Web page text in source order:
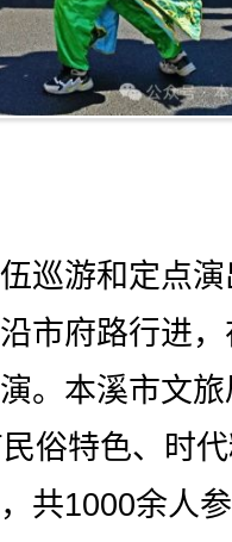
游和定点演
市府路行进
。本溪市文
俗特色、时
共1000余人